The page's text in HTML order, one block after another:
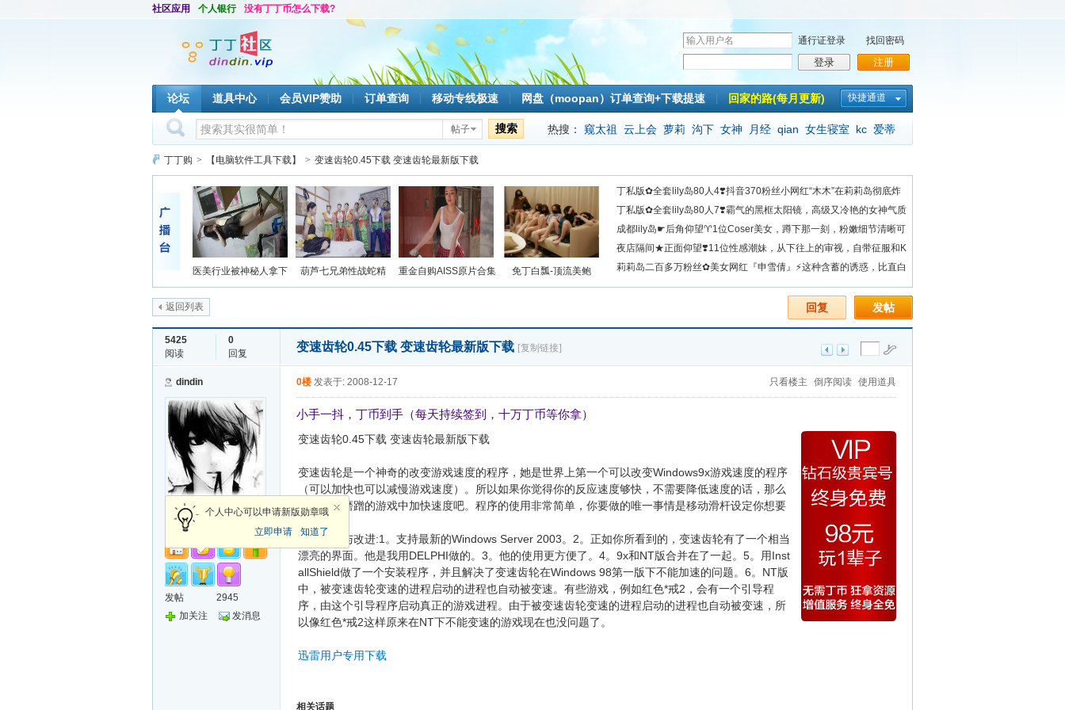
社区应用 个人银行 没有丁丁币怎么下载?
用
户
名
通行证登录
登录
找回密码
注册
快捷通道
论坛 道具中心 会员VIP赞助 订单查询 移动专线极速 网盘（moopan）订单查询+下载提速 回家的路(每月更新)
帖子 搜索 热搜： 窥太祖 云上会 萝莉 沟下 女神 月经 qian 女生寝室 kc 爱蒂
mlc
丁丁购 > 【电脑软件工具下载】 > 变速齿轮0.45下载 变速齿轮最新版下载
医美行业被神秘人拿下 葫芦七兄弟性战蛇精 重金自购AISS原片合集 免丁白瓢-顶流美鲍
丁私版✿全套lily岛80人4❣️抖音370粉丝小网红“木木”在莉莉岛彻底炸
丁私版✿全套lily岛80人7❣️霸气的黑框太阳镜，高级又冷艳的女神气质
成都lily岛☛后角仰望♈1位Coser美女，蹲下那一刻，粉嫩细节清晰可
见
夜店隔间★正面仰望❣️11位性感潮妹，从下往上的审视，自带征服和K
莉莉岛二百多万粉丝✿美女网红『申雪倩』⚡这种含蓄的诱惑，比直白
发帖
回复
返回列表
5425
阅读
0
回复
变速齿轮0.45下载 变速齿轮最新版下载 [复制链接]
dindin
管理员
个人中心可以申请新版勋章哦
立即申请
知道了
发帖
2945
加关注
发消息
只看楼主 倒序阅读 使用道具
0楼 发表于: 2008-12-17
小手一抖，丁币到手（每天持续签到，十万丁币等你拿）
变速齿轮0.45下载 变速齿轮最新版下载
变速齿轮是一个神奇的改变游戏速度的程序，她是世界上第一个可以改变Windows9x游戏速度的程序
（可以加快也可以减慢游戏速度）。所以如果你觉得你的反应速度够快，不需要降低速度的话，那么
就在那些磨蹭的游戏中加快速度吧。程序的使用非常简单，你要做的唯一事情是移动滑杆设定你想要
新增功能与改进:1。支持最新的Windows Server 2003。2。正如你所看到的，变速齿轮有了一个相当
漂亮的界面。他是我用DELPHI做的。3。他的使用更方便了。4。9x和NT版合并在了一起。5。用Inst
allShield做了一个安装程序，并且解决了变速齿轮在Windows 98第一版下不能加速的问题。6。NT版
中，被变速齿轮变速的进程启动的进程也自动被变速。有些游戏，例如红色*戒2，会有一个引导程
序，由这个引导程序启动真正的游戏进程。由于被变速齿轮变速的进程启动的进程也自动被变速，所
以像红色*戒2这样原来在NT下不能变速的游戏现在也没问题了。
迅雷用户专用下载
相关话题